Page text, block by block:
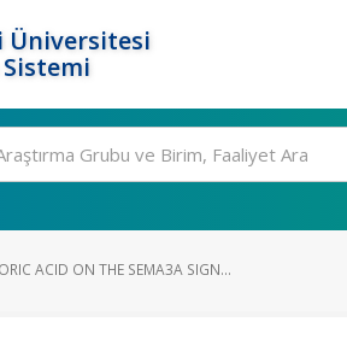
Üniversitesi
ACID ON THE SEMA3A SIGN...